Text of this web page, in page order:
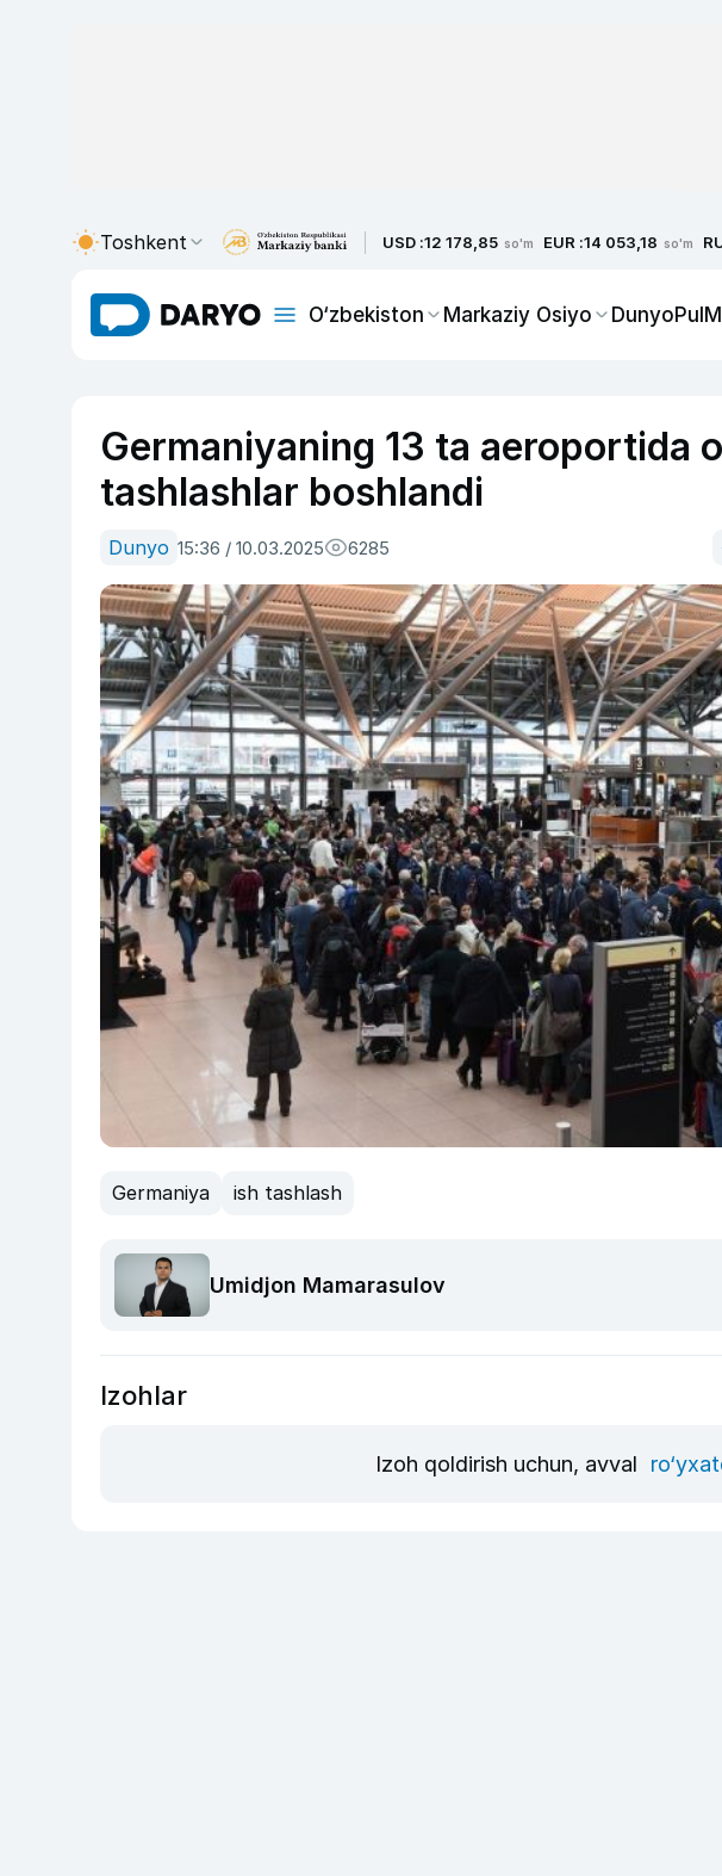
Toshkent USD :12 178,85 so'm EUR :14 053,18 so'm
O‘zbekiston Markaziy Osiyo DunyoPul
Germaniyaning 13 ta aeroportida
tashlashlar boshlandi
Dunyo 15:36 / 10.03.2025 6285
Germaniya ish tashlash
Umidjon Mamarasulov
Izohlar
Izoh qoldirish uchun, avval